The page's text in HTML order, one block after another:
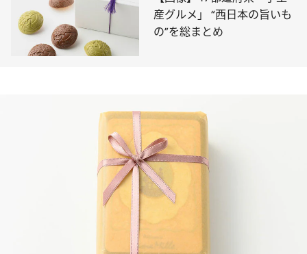
産グルメ」 “西日本の旨いも
の”を総まとめ